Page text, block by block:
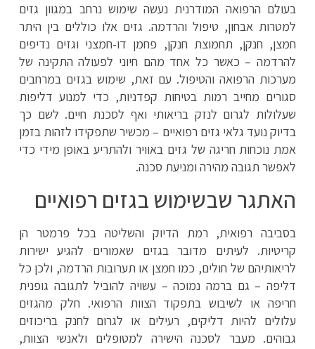
בעולם הרפואה המודרנית נעשה שימוש נרחב במגוון גזים
למטרות אבחון, טיפול והרדמה. גזים אלו כוללים בין היתר
חמצן, חנקן, תחמוצת חנקן, פחמן דו-חמצני וגזים נדיפים
להרדמה – כאשר כל אחד מהם חיוני לפעולה התקינה של
מערכות הרפואה והטיפול. עם זאת, שימוש בגזים במרחבים
סגורים מחייב רמות בטיחות קפדניות, כדי למנוע דליפות
שעלולות לגרום לנזק בריאותי ואף לסכנת חיים. לשם כך
בדיוק נועד גלאי גזים רפואיים – מכשיר שתפקידו לזהות בזמן
אמת נוכחות חריגה של גזים באוויר ולהתריע באופן מידי כדי
לאפשר תגובה מהירה ומניעת סכנה.
האתגר שבשימוש בגזים רפואיים
בסביבה רפואית, רמת הדיוק והשליטה בכל פרמטר הן
קריטיות. לעיתים מדובר בגזים שאמורים להגיע ישירות
לריאותיהם של חולים, כמו חמצן או תערובות הרדמה, ולכן כל
דליפה – גם ברמה נמוכה – עשויה להוביל לתגובה גופנית
חריפה או לשיבוש בתפקוד הצוות הרפואי. חלק מהגזים
עלולים להיות דליקים, רעילים או לגרום לחנק בריכוזים
גבוהים. מעבר לסכנה הישירה למטופלים ולאנשי הצוות,